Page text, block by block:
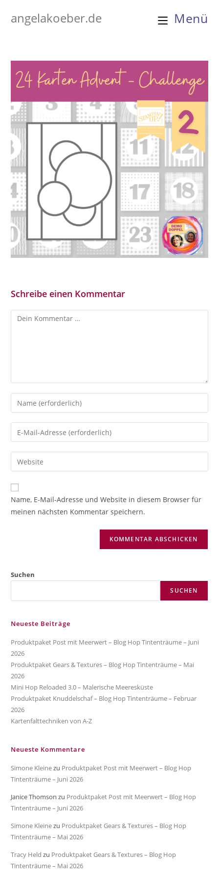
Inhaltangelakoeber.de Menü
Schreibe einen Kommentar
Kommentar
Gib
deinen
Namen
oder
zum
Kommentieren
ein
Gib
deine
E-
Mail-
zum
Kommentieren
ein
Gib
deine
Website-
URL
Name, E-Mail-Adresse und Website in diesem Browser für
meinen nächsten Kommentar speichern.
Suchen
SUCHEN
Neueste Beiträge
Produktpaket Post mit Meerwert – Blog Hop Tintenträume – Juni
2026
Produktpaket Gears & Textures – Blog Hop Tintenträume – Mai
2026
Mini Hop Reloaded 3.0 – Malerische Meeresküste
Produktpaket Knuddelschaf – Blog Hop Tintenträume – Februar
2026
Kartenfalttechniken von A-Z
Neueste Kommentare
Simone Kleinezu Produktpaket Post mit Meerwert – Blog Hop
Tintenträume – Juni 2026
Janice Thomson zu Produktpaket Post mit Meerwert – Blog Hop
Tintenträume – Juni 2026
Simone Kleinezu Produktpaket Gears & Textures – Blog Hop
Tintenträume – Mai 2026
Tracy Held zu Produktpaket Gears & Textures – Blog Hop
Tintenträume – Mai 2026